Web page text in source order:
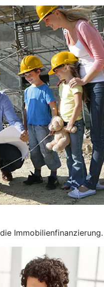
Immobilienfinanzierung.